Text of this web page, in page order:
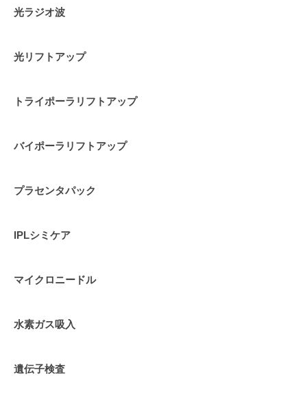
光ラジオ波
光リフトアップ
トライポーラリフトアップ
バイポーラリフトアップ
プラセンタパック
IPLシミケア
マイクロニードル
水素ガス吸入
遺伝子検査